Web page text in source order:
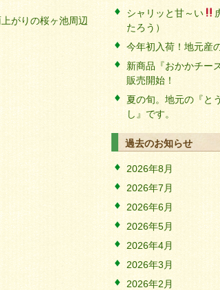
がりの桜ヶ池周辺
シャリッと甘～い
たろう）
今年初入荷！地元産
新商品『おかかチー
販売開始！
夏の旬。地元の『と
し』です。
過去のお知らせ
2026年8月
2026年7月
2026年6月
2026年5月
2026年4月
2026年3月
2026年2月